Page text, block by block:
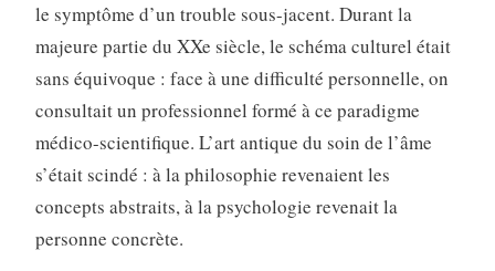
le symptôme d’un trouble sous-jacent. Durant la
majeure partie du XXe siècle, le schéma culturel était
sans équivoque : face à une difficulté personnelle, on
consultait un professionnel formé à ce paradigme
médico-scientifique. L’art antique du soin de l’âme
s’était scindé : à la philosophie revenaient les
concepts abstraits, à la psychologie revenait la
personne concrète.